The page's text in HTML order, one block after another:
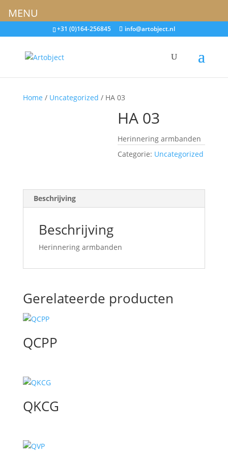
+31 (0)164-256845 info@artobject.nl
Home / Uncategorized / HA 03
HA 03
Herinnering armbanden
Categorie: Uncategorized
Beschrijving
Beschrijving
Herinnering armbanden
Gerelateerde producten
QCPP
QKCG
MENU